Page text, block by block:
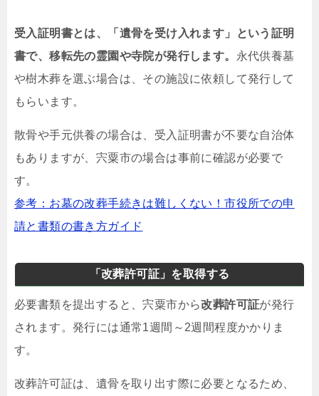
受入証明書とは、「遺骨を受け入れます」という証明
書で、移転先の霊園や寺院が発行します。 永代供養墓
や樹木葬を選ぶ場合は、その施設に依頼して発行して
もらいます。
散骨や手元供養の場合は、受入証明書が不要な自治体
もありますが、宍粟市の場合は事前に確認が必要で
す。
参考：お墓の改葬手続きは難しくない！市役所での申
請と書類の書き方ガイド
「改葬許可証」を取得する
必要書類を提出すると、宍粟市から改葬許可証が発行
されます。発行には通常1週間～2週間程度かかりま
す。
改葬許可証は、遺骨を取り出す際に必要となるため、